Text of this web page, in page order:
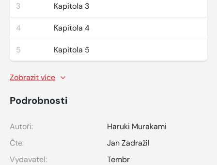
3 Kapitola 3
4 Kapitola 4
5 Kapitola 5
Zobrazit více
Podrobnosti
Autoři:
Haruki Murakami
Čte:
Jan Zadražil
Vydavatel:
Tembr